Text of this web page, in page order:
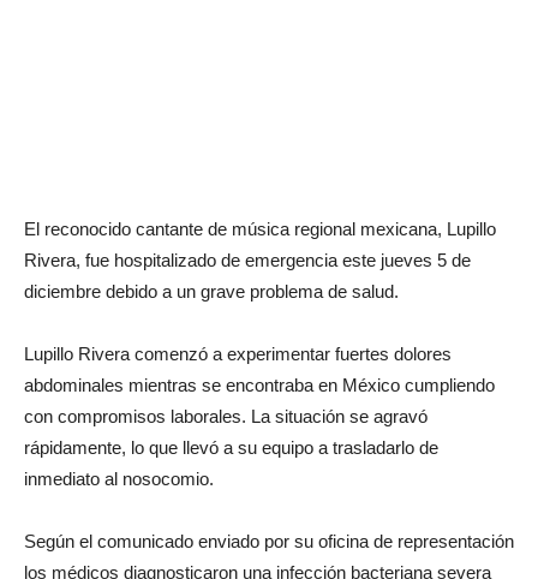
El reconocido cantante de música regional mexicana, Lupillo
Rivera, fue hospitalizado de emergencia este jueves 5 de
diciembre debido a un grave problema de salud.
Lupillo Rivera comenzó a experimentar fuertes dolores
abdominales mientras se encontraba en México cumpliendo
con compromisos laborales. La situación se agravó
rápidamente, lo que llevó a su equipo a trasladarlo de
inmediato al nosocomio.
Según el comunicado enviado por su oficina de representación
los médicos diagnosticaron una infección bacteriana severa